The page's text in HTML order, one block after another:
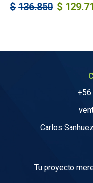
$ 136.850 $
+56
Carlos
Tu proyecto